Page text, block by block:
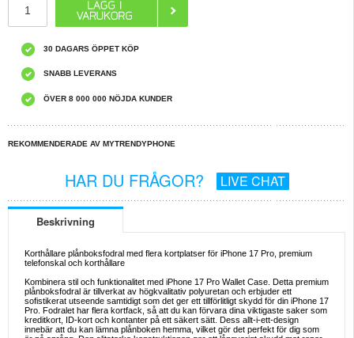
30 DAGARS ÖPPET KÖP
SNABB LEVERANS
ÖVER 8 000 000 NÖJDA KUNDER
REKOMMENDERADE AV MYTRENDYPHONE
HAR DU FRÅGOR? LIVE CHAT
Beskrivning
Korthållare plånboksfodral med flera kortplatser för iPhone 17 Pro, premium
telefonskal och korthållare
Kombinera stil och funktionalitet med iPhone 17 Pro Wallet Case. Detta premium
plånboksfodral är tillverkat av högkvalitativ polyuretan och erbjuder ett
sofistikerat utseende samtidigt som det ger ett tillförlitligt skydd för din iPhone 17
Pro. Fodralet har flera kortfack, så att du kan förvara dina viktigaste saker som
kreditkort, ID-kort och kontanter på ett säkert sätt. Dess allt-i-ett-design
innebär att du kan lämna plånboken hemma, vilket gör det perfekt för dig som